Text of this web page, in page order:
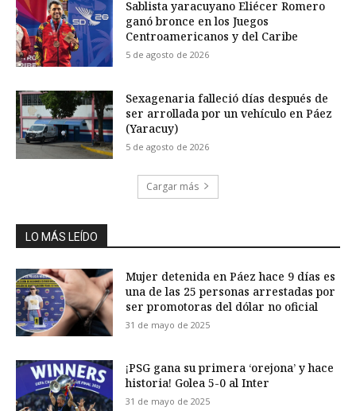
Sablista yaracuyano Eliécer Romero
ganó bronce en los Juegos
Centroamericanos y del Caribe
5 de agosto de 2026
Sexagenaria falleció días después de
ser arrollada por un vehículo en Páez
(Yaracuy)
5 de agosto de 2026
Cargar más
LO MÁS LEÍDO
Mujer detenida en Páez hace 9 días es
una de las 25 personas arrestadas por
ser promotoras del dólar no oficial
31 de mayo de 2025
¡PSG gana su primera ‘orejona’ y hace
historia! Golea 5-0 al Inter
31 de mayo de 2025